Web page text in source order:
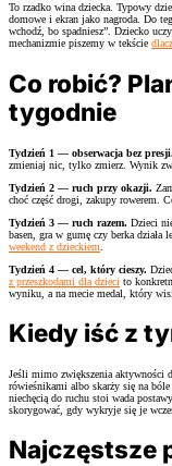
To rzadko wina dziecka. Typowy
domowe i ekran jako nagroda. Do
wchodź, bo spadniesz”. Dziecko
mechanizmie piszemy w tekście
Co robić?
tygodnie
Tydzień 1 — obserwacja bez presji.
zmieniaj nic, tylko zmierz. Wynik
Tydzień 2 — ruch przy okazji.
choć część drogi, zakupy rowerem.
Tydzień 3 — ruch razem. Dzieci
basen, gra w gumę czy berka działa
weekend z dzieckiem
Tydzień 4 — cel, który cieszy.
z przeszkodami dla dzieci to
wyniku, a na mecie medal, który
Kiedy iść z
Jeśli mimo zwiększenia aktywności
rówieśnikami albo skarży się na
niechęcią do ruchu stoi wada
skorygować, gdy wykryje się je
Najczęstsze